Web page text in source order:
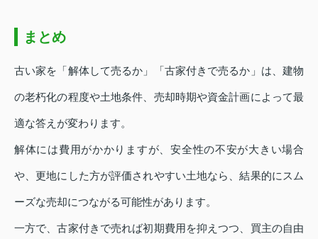
まとめ
古い家を「解体して売るか」「古家付きで売るか」は、建物
の老朽化の程度や土地条件、売却時期や資金計画によって最
適な答えが変わります。
解体には費用がかかりますが、安全性の不安が大きい場合
や、更地にした方が評価されやすい土地なら、結果的にスム
ーズな売却につながる可能性があります。
一方で、古家付きで売れば初期費用を抑えつつ、買主の自由